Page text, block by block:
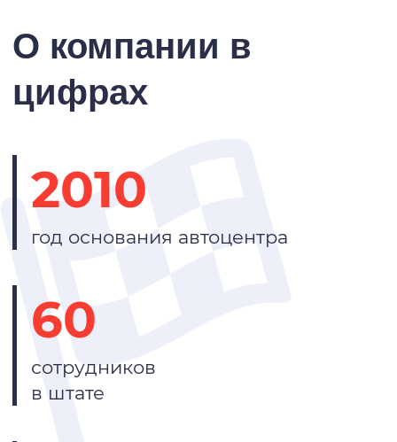
О компании в
цифрах
2010
год основания автоцентра
60
сотрудников
в штате